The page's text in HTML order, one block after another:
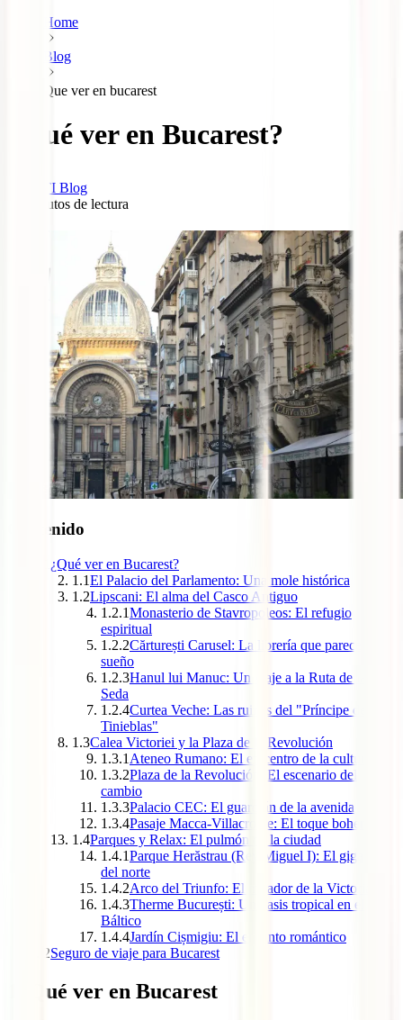
Home
Blog
Que ver en bucarest
¿Qué ver en Bucarest?
IATI Blog
minutos de lectura
Contenido
¿Qué ver en Bucarest?
1.1El Palacio del Parlamento: Una mole histórica
1.2Lipscani: El alma del Casco Antiguo
1.2.1Monasterio de Stavropoleos: El refugio
espiritual
1.2.2Cărturești Carusel: La librería que parece un
sueño
1.2.3Hanul lui Manuc: Un viaje a la Ruta de la
Seda
1.2.4Curtea Veche: Las ruinas del "Príncipe de las
Tinieblas"
1.3Calea Victoriei y la Plaza de la Revolución
1.3.1 Ateneo Rumano: El epicentro de la cultura
1.3.2Plaza de la Revolución: El escenario del
cambio
1.3.3Palacio CEC: El guardián de la avenida
1.3.4Pasaje Macca-Villacrosse: El toque bohemio
1.4Parques y Relax: El pulmón de la ciudad
1.4.1Parque Herăstrau (Rey Miguel I): El gigante
del norte
1.4.2Arco del Triunfo: El mirador de la Victoria
1.4.3Therme București: Un oasis tropical en el
Báltico
1.4.4Jardín Cișmigiu: El encanto romántico
2Seguro de viaje para Bucarest
Qué ver en Bucarest